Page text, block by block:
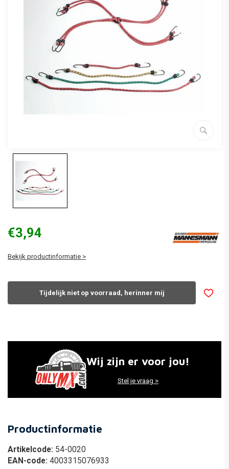
€3,94
Bekijk productinformatie >
Tijdelijk niet op voorraad, herinner mij
Wij zijn er voor jou!
Stel je vraag >
Productinformatie
Artikelcode: 54-0020
EAN-code: 4003315076933